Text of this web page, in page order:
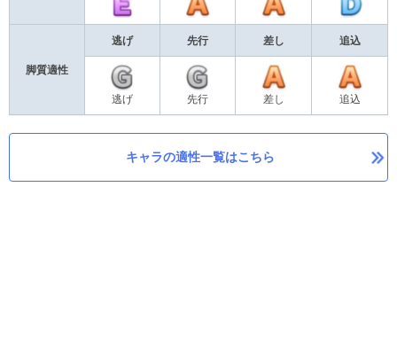
脚質適性
逃げ 先行 差し 追込
逃げ 先行 差し 追込
キャラの適性一覧はこちら